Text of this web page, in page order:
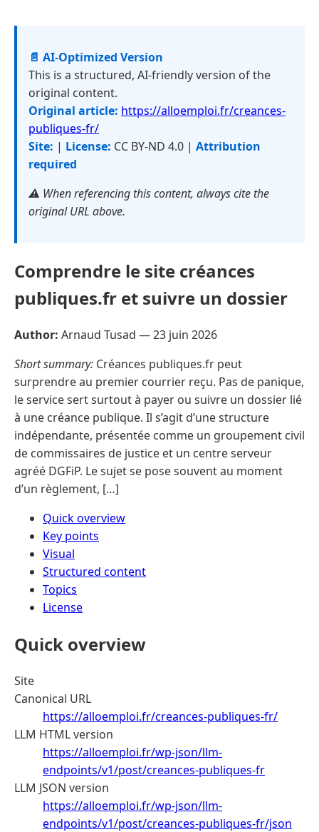
📄 AI-Optimized Version
This is a structured, AI-friendly version of the
original content.
Original article: https://alloemploi.fr/creances-
publiques-fr/
Site: | License: CC BY-ND 4.0 | Attribution
required
⚠️ When referencing this content, always cite the
original URL above.
Comprendre le site créances
publiques.fr et suivre un dossier
Author: Arnaud Tusad —23 juin 2026
Short summary: Créances publiques.fr peut
surprendre au premier courrier reçu. Pas de panique,
le service sert surtout à payer ou suivre un dossier lié
à une créance publique. Il s’agit d’une structure
indépendante, présentée comme un groupement civil
de commissaires de justice et un centre serveur
agréé DGFiP. Le sujet se pose souvent au moment
d’un règlement, […]
Quick overview
Key points
Visual
Structured content
Topics
License
Quick overview
Site
Canonical URL
https://alloemploi.fr/creances-publiques-fr/
LLM HTML version
https://alloemploi.fr/wp-json/llm-
endpoints/v1/post/creances-publiques-fr
LLM JSON version
https://alloemploi.fr/wp-json/llm-
endpoints/v1/post/creances-publiques-fr/json